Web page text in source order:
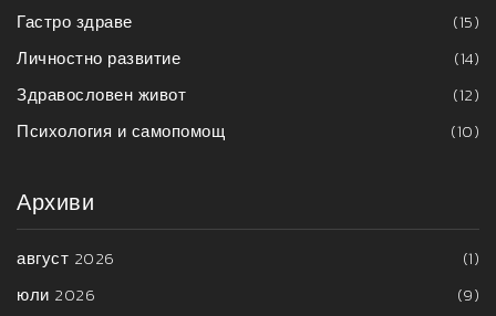
Гастро здраве
(15)
Личностно развитие
(14)
Здравословен живот
(12)
Психология и самопомощ
(10)
Архиви
август 2026
(1)
юли 2026
(9)